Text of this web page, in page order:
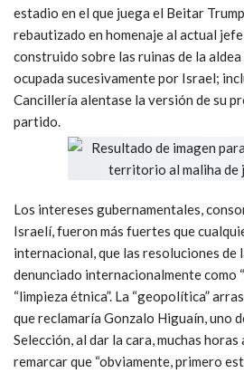
estadio en el que juega el Beitar
rebautizado en homenaje al actual jefe
construido sobre las ruinas de la
ocupada sucesivamente por Israel;
Cancillería alentase la versión de su
partido.
Los intereses gubernamentales,
Israelí, fueron más fuertes que
internacional, que las resoluciones de
denunciado internacionalmente como
“limpieza étnica”. La “geopolítica”
que reclamaría Gonzalo Higuaín, uno
Selección, al dar la cara, muchas horas
remarcar que “obviamente, primero